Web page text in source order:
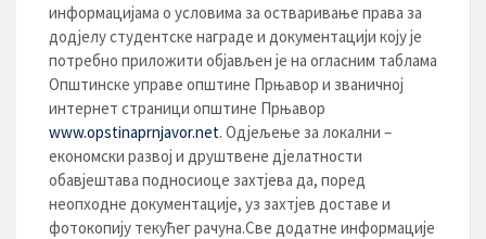
информацијама о условима за остваривање права за
додјелу студентске награде и документацији коју је
потребно приложити објављен је на огласним таблама
Општинске управе општине Прњавор и званичној
интернет страници општине Прњавор
www.opstinaprnjavor.net. Одјељење за локални –
економски развој и друштвене дјелатности
обавјештава подносиоце захтјева да, поред
неопходне документације, уз захтјев доставе и
фотокопију текућег рачуна.Све додатне информације